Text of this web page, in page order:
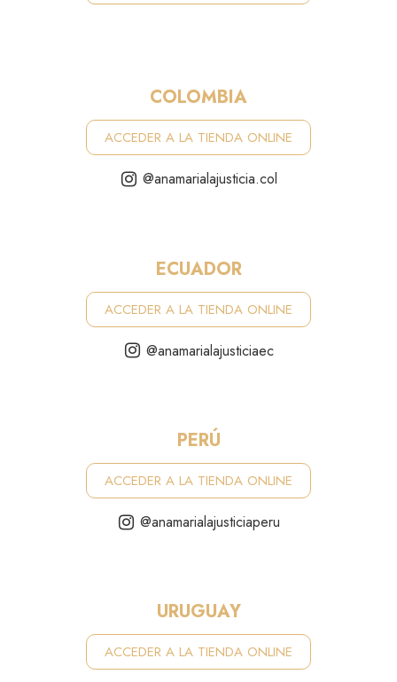
COLOMBIA
ACCEDER A LA TIENDA ONLINE
@anamarialajusticia.col
ECUADOR
ACCEDER A LA TIENDA ONLINE
@anamarialajusticiaec
PERÚ
ACCEDER A LA TIENDA ONLINE
@anamarialajusticiaperu
URUGUAY
ACCEDER A LA TIENDA ONLINE